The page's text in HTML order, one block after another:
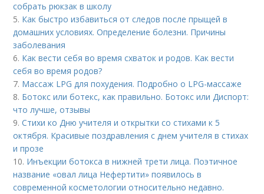
собрать рюкзак в школу
5. Как быстро избавиться от следов после прыщей в
домашних условиях. Определение болезни. Причины
заболевания
6. Как вести себя во время схваток и родов. Как вести
себя во время родов?
7. Массаж LPG для похудения. Подробно о LPG-массаже
8. Ботокс или ботекс, как правильно. Ботокс или Диспорт:
что лучше, отзывы
9.Стихи ко Дню учителя и открытки со стихами к 5
октября. Красивые поздравления с днем учителя в стихах
и прозе
10. Инъекции ботокса в нижней трети лица. Поэтичное
название «овал лица Нефертити» появилось в
современной косметологии относительно недавно.